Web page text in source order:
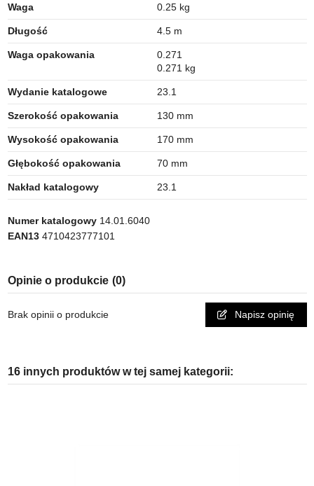
Waga 0.25 kg
Długość 4.5 m
Waga opakowania
0.271
0.271 kg
Wydanie katalogowe 23.1
Szerokość opakowania 130 mm
Wysokość opakowania 170 mm
Głębokość opakowania 70 mm
Nakład katalogowy 23.1
Numer katalogowy 14.01.6040
EAN13 4710423777101
Opinie o produkcie (0)
Brak opinii o produkcie Napisz opinię
16 innych produktów w tej samej kategorii: